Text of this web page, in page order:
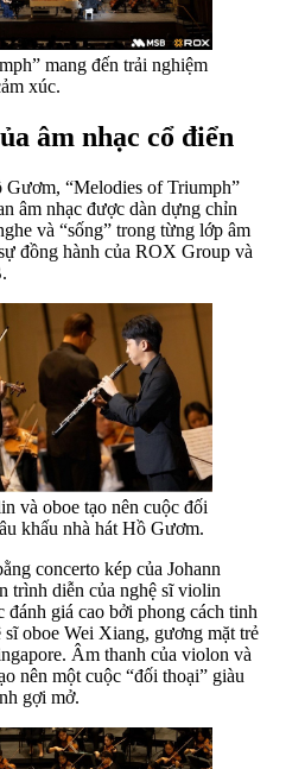
mang đến trải nghiệm
xúc.
âm nhạc cổ điển
“Melodies of Triumph”
âm nhạc được dàn dựng chỉn
và “sống” trong từng lớp âm
đồng hành của ROX Group và
và oboe tạo nên cuộc đối
khấu nhà hát Hồ Gươm.
concerto kép của Johann
trình diễn của nghệ sĩ violin
giá cao bởi phong cách tinh
sĩ oboe Wei Xiang, gương mặt trẻ
Âm thanh của violon và
nên một cuộc “đối thoại” giàu
gợi mở.